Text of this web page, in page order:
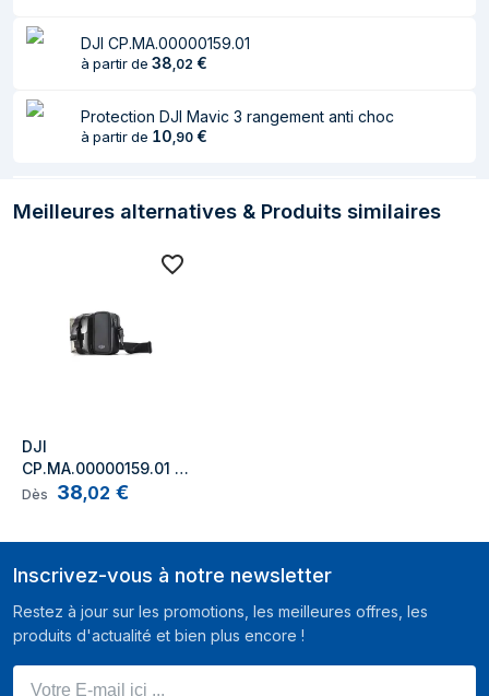
DJI CP.MA.00000159.01
à partir de 38 02 €
Protection DJI Mavic 3 rangement anti choc
à partir de 10 90 €
Meilleures alternatives & Produits similaires
DJI
CP.MA.00000159.01
sac de transport de
(PVC), Polyester
Dès 38,02 €
Inscrivez-vous à notre newsletter
Restez à jour sur les promotions, les meilleures offres, les
produits d'actualité et bien plus encore !